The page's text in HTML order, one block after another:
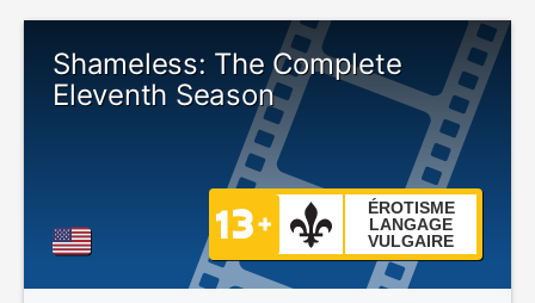
Shameless: The Complete
Eleventh Season
ÉROTISME
LANGAGE
VULGAIRE